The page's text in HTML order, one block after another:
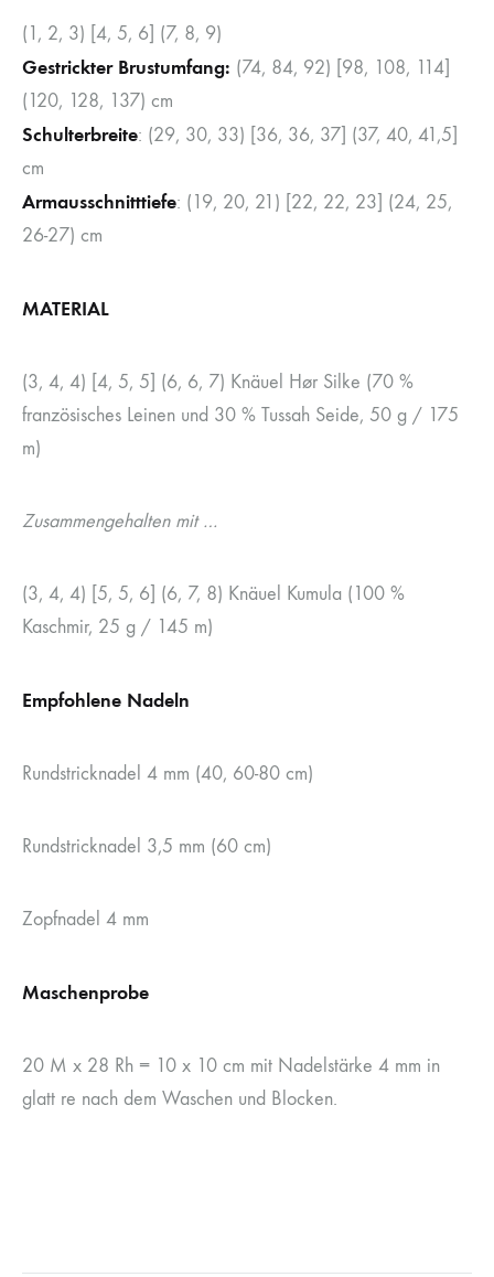
(1, 2, 3) [4, 5, 6] (7, 8, 9)
Gestrickter Brustumfang: (74, 84, 92) [98, 108, 114]
(120, 128, 137) cm
Schulterbreite: (29, 30, 33) [36, 36, 37] (37, 40, 41,5]
cm
Armausschnitttiefe: (19, 20, 21) [22, 22, 23] (24, 25,
26-27) cm
MATERIAL
(3, 4, 4) [4, 5, 5] (6, 6, 7) Knäuel Hør Silke (70 %
französisches Leinen und 30 % Tussah Seide, 50 g / 175
m)
Zusammengehalten mit …
(3, 4, 4) [5, 5, 6] (6, 7, 8) Knäuel Kumula (100 %
Kaschmir, 25 g / 145 m)
Empfohlene Nadeln
Rundstricknadel 4 mm (40, 60-80 cm)
Rundstricknadel 3,5 mm (60 cm)
Zopfnadel 4 mm
Maschenprobe
20 M x 28 Rh = 10 x 10 cm mit Nadelstärke 4 mm in
glatt re nach dem Waschen und Blocken.